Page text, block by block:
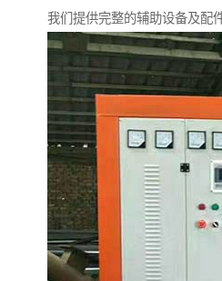
我们提供完整的辅助设备及配